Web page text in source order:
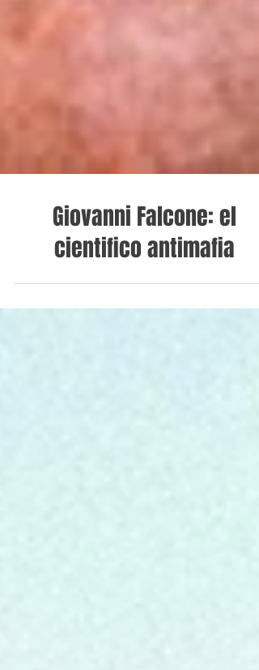
Giovanni Falcone: el
cientifico antimafia